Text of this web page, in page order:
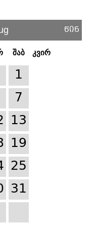
წინ
შაბ კვირ
1
7
13
19
25
31